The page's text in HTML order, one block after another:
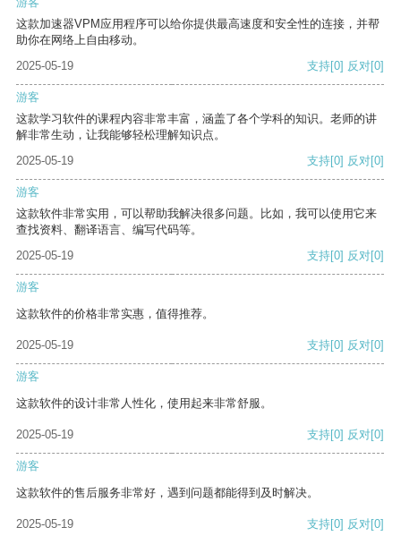
这款加速器VPM应用程序可以给你提供最高速度和安全性的连接，并帮
助你在网络上自由移动。
2025-05-19
支持[0] 反对[0]
游客
这款学习软件的课程内容非常丰富，涵盖了各个学科的知识。老师的讲
解非常生动，让我能够轻松理解知识点。
2025-05-19
支持[0] 反对[0]
游客
这款软件非常实用，可以帮助我解决很多问题。比如，我可以使用它来
查找资料、翻译语言、编写代码等。
2025-05-19
支持[0] 反对[0]
游客
这款软件的价格非常实惠，值得推荐。
2025-05-19 支持[0] 反对[0]
游客
这款软件的设计非常人性化，使用起来非常舒服。
2025-05-19 支持[0] 反对[0]
游客
这款软件的售后服务非常好，遇到问题都能得到及时解决。
2025-05-19 支持[0] 反对[0]